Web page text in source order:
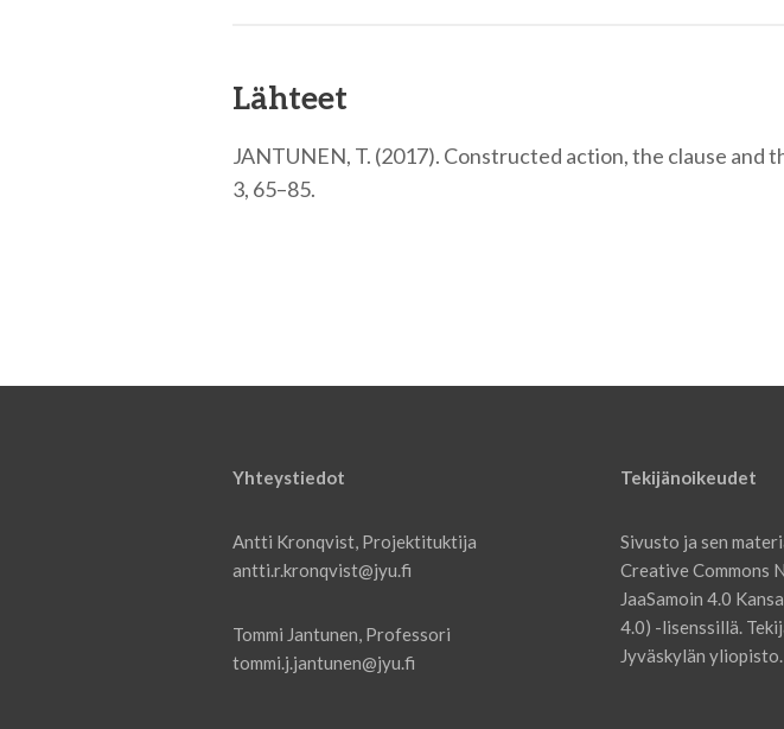
Lähteet
JANTUNEN, T. (2017). Constructed action, the clause and
3, 65–85.
Yhteystiedot
Antti Kronqvist, Projektituktija
antti.r.kronqvist@jyu.fi
Tommi Jantunen, Professori
tommi.j.jantunen@jyu.fi
Tekijänoikeudet
Sivusto ja sen
Creative Commons
JaaSamoin 4.0
4.0) -lisenssillä.
Jyväskylän yliopisto.